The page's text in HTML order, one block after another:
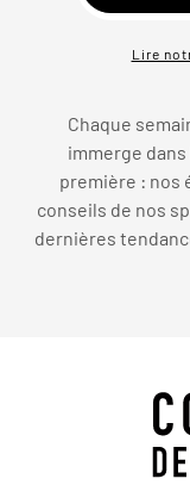
Lire
Chaque
immerge
première : nos
conseils de nos
dernières